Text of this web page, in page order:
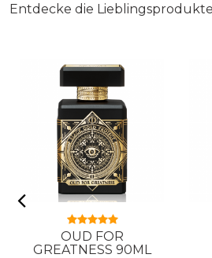
Entdecke die
OUD FOR
GREATNESS 90ML